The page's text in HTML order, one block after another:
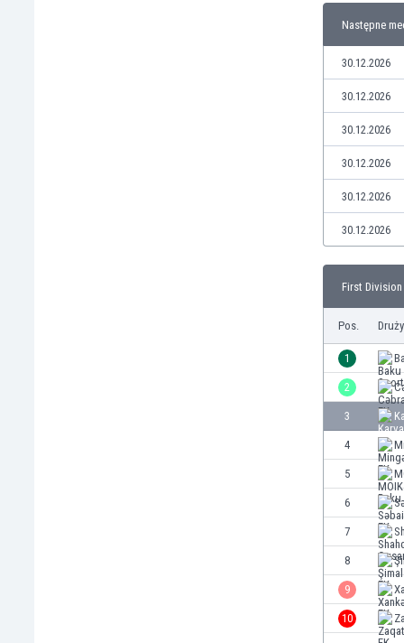
Następne
30.12.2026
30.12.2026
30.12.2026
30.12.2026
30.12.2026
30.12.2026
First Division
Pos.
1
2
3
4
5
6
7
8
9
10